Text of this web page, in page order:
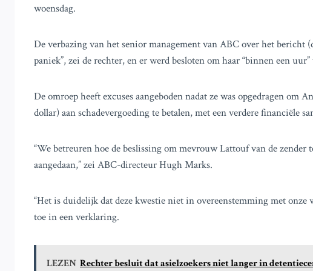
woensdag.
De verbazing van het senior management van ABC over het bericht
paniek”, zei de rechter, en er werd besloten om haar “binnen een
De omroep heeft excuses aangeboden nadat ze was opgedragen
dollar) aan schadevergoeding te betalen, met een verdere financiële
“We betreuren hoe de beslissing om mevrouw Lattouf van de zender
aangedaan,” zei ABC-directeur Hugh Marks.
“Het is duidelijk dat deze kwestie niet in overeenstemming met onze
toe in een verklaring.
LEZEN Rechter besluit dat asielzoekers niet langer in